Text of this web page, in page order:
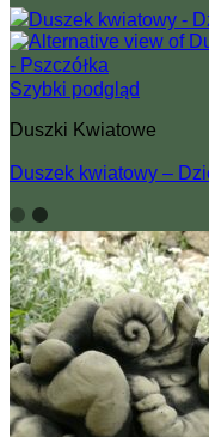
Szybki podgląd
Duszki Kwiatowe
Duszek kwiatowy –